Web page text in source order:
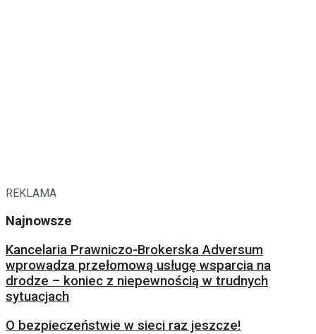
REKLAMA
Najnowsze
Kancelaria Prawniczo-Brokerska Adversum
wprowadza przełomową usługę wsparcia na
drodze – koniec z niepewnością w trudnych
sytuacjach
O bezpieczeństwie w sieci raz jeszcze!